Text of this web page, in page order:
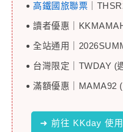
高鐵國旅聯票 ｜
讀者優惠｜
全站通用｜
台灣限定｜TWDAY (
滿額優惠｜MAMA92
➜ 前往 KKday 使